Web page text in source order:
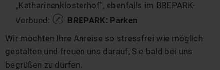
„Katharinenklosterhof“, ebenfalls im BREPARK-
Verbund:
BREPARK: Parken
Wir möchten Ihre Anreise so stressfrei wie möglich
gestalten und freuen uns darauf, Sie bald bei uns
begrüßen zu dürfen.